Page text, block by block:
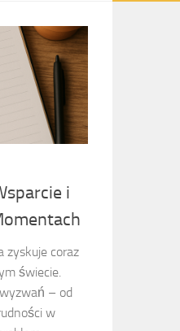
i
zyskuje coraz
świecie.
– od
w